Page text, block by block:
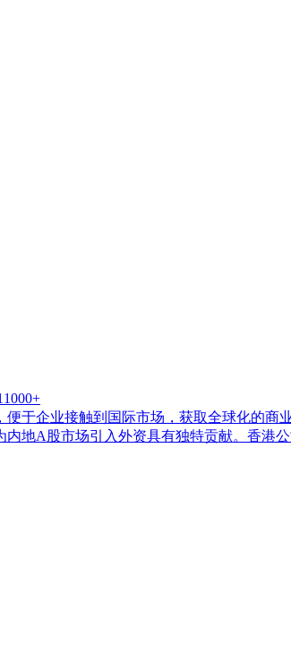
于企业接触到国际市场，获取全球化的
地A股市场引入外资具有独特贡献。香港